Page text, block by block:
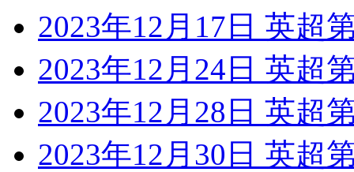
2023年12月17日 英超
2023年12月24日 英超
2023年12月28日 英超
2023年12月30日 英超